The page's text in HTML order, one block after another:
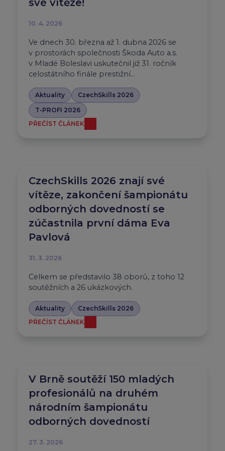
10. 4. 2026
Ve dnech 30. března až 1. dubna 2026 se
v prostorách společnosti Škoda Auto a.s.
v Mladé Boleslavi uskutečnil již 31. ročník
celostátního finále prestižní…
Aktuality
CzechSkills 2026
T-PROFI 2026
PŘEČÍST ČLÁNEK
CzechSkills 2026 znají své
vítěze, zakončení šampionátu
odborných dovedností se
zúčastnila první dáma Eva
Pavlová
31. 3. 2026
Celkem se představilo 38 oborů, z toho 12
soutěžních a 26 ukázkových.
Aktuality
CzechSkills 2026
PŘEČÍST ČLÁNEK
V Brně soutěží 150 mladých
profesionálů na druhém
národním šampionátu
odborných dovedností
27. 3. 2026